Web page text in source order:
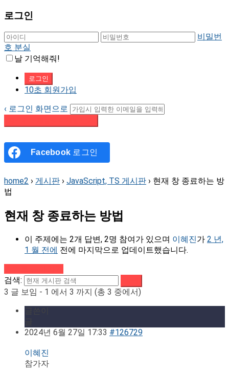
로그인
비밀번
호 분실
날 기억해줘!
10초 회원가입
‹ 로그인 화면으로
Facebook 로그인
home2 › 게시판 › JavaScript, TS 게시판 › 현재 창 종료하는 방
법
현재 창 종료하는 방법
이 주제에는 2개 답변, 2명 참여가 있으며 이혜진가 2 년,
1 월 전에 전에 마지막으로 업데이트했습니다.
검색:
3 글 보임 - 1 에서 3 까지 (총 3 중에서)
2024년 6월 27일 17:33 #126729
이혜진
참가자